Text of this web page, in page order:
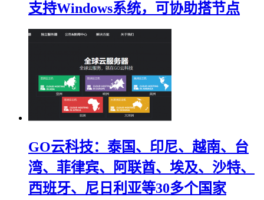
支持Windows系统，可协助搭节点
GO云科技：泰国、印尼、越南、台
湾、菲律宾、阿联酋、埃及、沙特、
西班牙、尼日利亚等30多个国家